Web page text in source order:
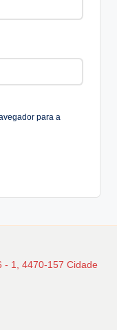
para a
- 1, 4470-157 Cidade